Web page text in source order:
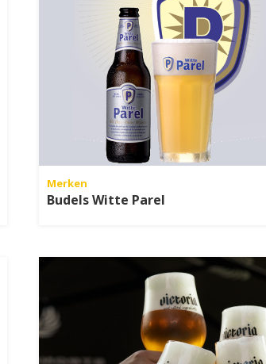
Merken
Budels Witte Parel